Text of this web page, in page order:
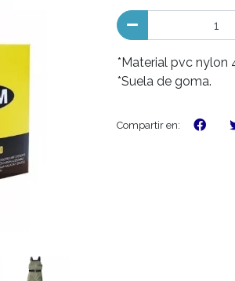
*Material pvc nylon
*Suela de goma.
Compartir en: